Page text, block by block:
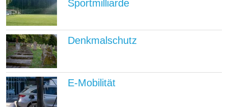
Sportmilliarde
Denkmalschutz
E-Mobilität